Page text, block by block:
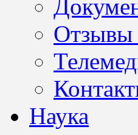
Отзывы
Наука